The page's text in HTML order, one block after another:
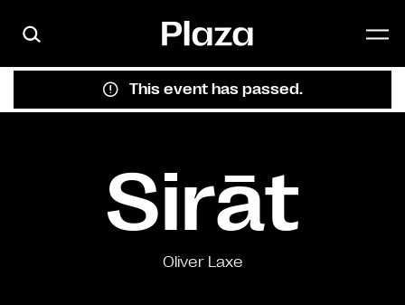
This event has passed.
Sirāt
Oliver Laxe